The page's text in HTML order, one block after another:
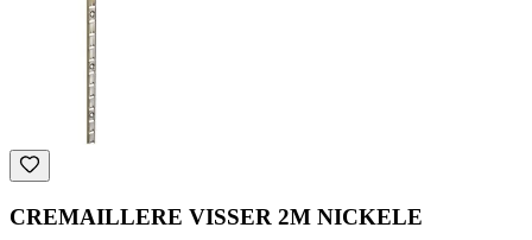
CREMAILLERE VISSER 2M NICKELE